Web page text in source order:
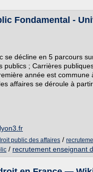
Fondamental -
se décline en 5 parcours
publics ; Carrières
année est
affaires se déroule à
public des affaires /
/ recrutement enseignant